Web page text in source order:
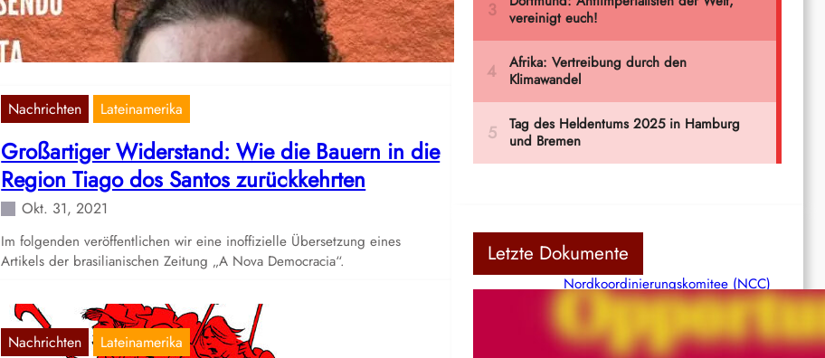
Wir publizieren eine inoffizielle deutsche Übersetzung eines auf A Nova
Democracia erschienenen Artikels, die uns zugeschickt worden ist.
Nachrichten Lateinamerika
Großartiger Widerstand: Wie die Bauern in die
Region Tiago dos Santos zurückkehrten
Okt. 31, 2021
Im folgenden veröffentlichen wir eine inoffizielle Übersetzung eines
Artikels der brasilianischen Zeitung „A Nova Democracia“.
Nachrichten Lateinamerika
Letzte Dokumente
Nordkoordinierungskomitee (NCC)
der Kommunistischen Partei Indiens
(Maoistisch): Postmoderner
Opportunismus